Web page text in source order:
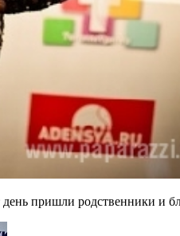
пришли родственники и